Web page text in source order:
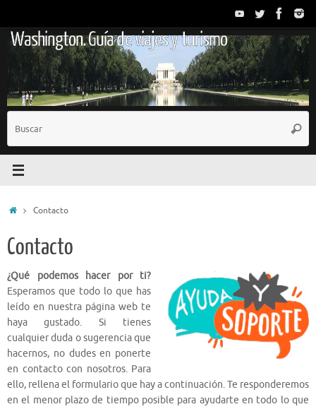
contenido
Washington. Guía de viajes y turismo
InicioContacto
Contacto
¿Qué podemos hacer por ti?
Esperamos que todo lo que has
leído en nuestra página web te
haya gustado. Si tienes
cualquier duda o sugerencia que
hacernos, no dudes en ponerte
en contacto con nosotros. Para
ello, rellena el formulario que hay a continuación. Te responderemos
en el menor plazo de tiempo posible para ayudarte en todo lo que